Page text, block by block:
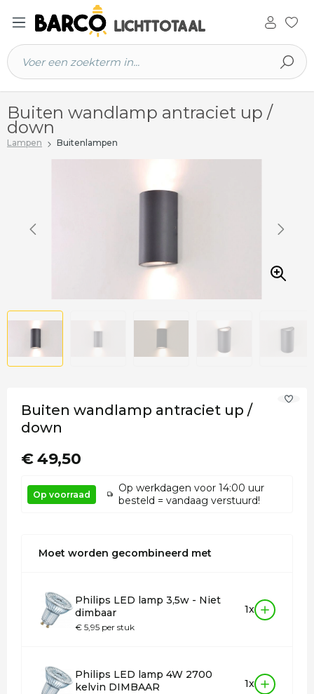
hoofdinhoud
Buiten wandlamp antraciet up /
down
Lampen Buitenlampen
Buiten wandlamp antraciet up /
down
€ 49,50
Op voorraad
Op werkdagen voor 14:00 uur
besteld = vandaag verstuurd!
Moet worden gecombineerd met
Philips LED lamp 3,5w - Niet
dimbaar
€ 5,95 per stuk
1x
Philips LED lamp 4W 2700
kelvin DIMBAAR
1x